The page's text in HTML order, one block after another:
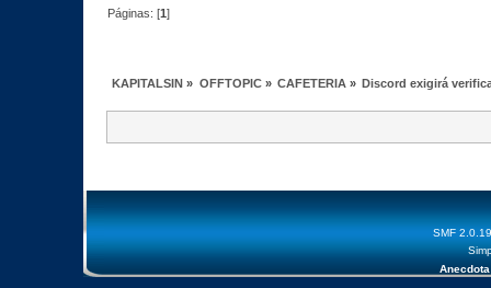
Páginas: [1]
KAPITALSIN » OFFTOPIC» CAFETERIA» Discord exigirá
SMF 2.0.19
Anecdota